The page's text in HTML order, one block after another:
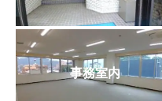
事務室内